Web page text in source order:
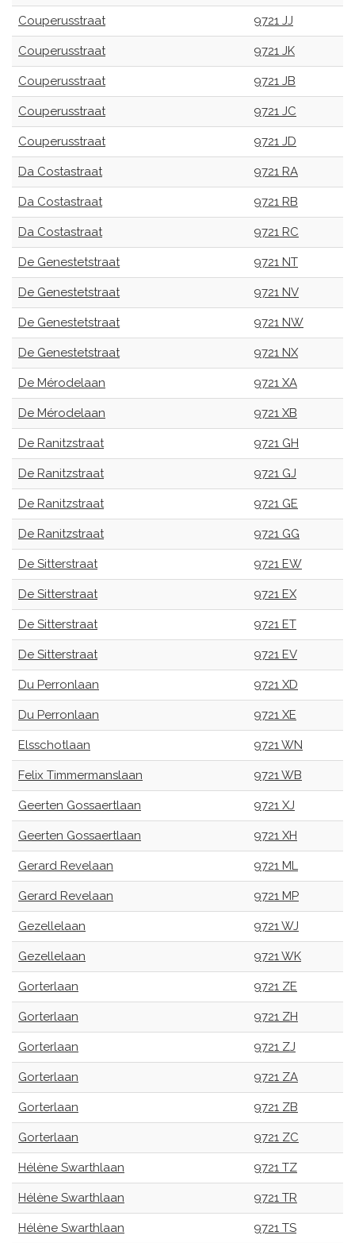
Couperusstraat 9721 JJ
Couperusstraat 9721 JK
Couperusstraat 9721 JB
Couperusstraat 9721 JC
Couperusstraat 9721 JD
Da Costastraat 9721 RA
Da Costastraat 9721 RB
Da Costastraat 9721 RC
De Genestetstraat 9721 NT
De Genestetstraat 9721 NV
De Genestetstraat 9721 NW
De Genestetstraat 9721 NX
De Mérodelaan 9721 XA
De Mérodelaan 9721 XB
De Ranitzstraat 9721 GH
De Ranitzstraat 9721 GJ
De Ranitzstraat 9721 GE
De Ranitzstraat 9721 GG
De Sitterstraat 9721 EW
De Sitterstraat 9721 EX
De Sitterstraat 9721 ET
De Sitterstraat 9721 EV
Du Perronlaan 9721 XD
Du Perronlaan 9721 XE
Elsschotlaan 9721 WN
Felix Timmermanslaan 9721 WB
Geerten Gossaertlaan 9721 XJ
Geerten Gossaertlaan 9721 XH
Gerard Revelaan 9721 ML
Gerard Revelaan 9721 MP
Gezellelaan 9721 WJ
Gezellelaan 9721 WK
Gorterlaan 9721 ZE
Gorterlaan 9721 ZH
Gorterlaan 9721 ZJ
Gorterlaan 9721 ZA
Gorterlaan 9721 ZB
Gorterlaan 9721 ZC
Hélène Swarthlaan 9721 TZ
Hélène Swarthlaan 9721 TR
Hélène Swarthlaan 9721 TS